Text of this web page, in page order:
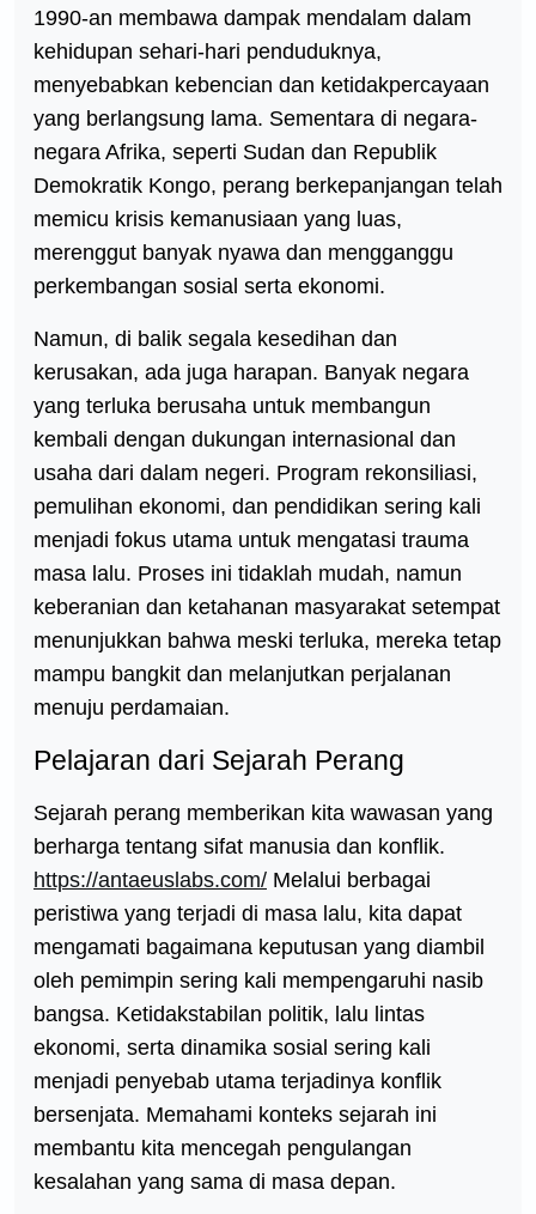
1990-an membawa dampak mendalam dalam
kehidupan sehari-hari penduduknya,
menyebabkan kebencian dan ketidakpercayaan
yang berlangsung lama. Sementara di negara-
negara Afrika, seperti Sudan dan Republik
Demokratik Kongo, perang berkepanjangan telah
memicu krisis kemanusiaan yang luas,
merenggut banyak nyawa dan mengganggu
perkembangan sosial serta ekonomi.
Namun, di balik segala kesedihan dan
kerusakan, ada juga harapan. Banyak negara
yang terluka berusaha untuk membangun
kembali dengan dukungan internasional dan
usaha dari dalam negeri. Program rekonsiliasi,
pemulihan ekonomi, dan pendidikan sering kali
menjadi fokus utama untuk mengatasi trauma
masa lalu. Proses ini tidaklah mudah, namun
keberanian dan ketahanan masyarakat setempat
menunjukkan bahwa meski terluka, mereka tetap
mampu bangkit dan melanjutkan perjalanan
menuju perdamaian.
Pelajaran dari Sejarah Perang
Sejarah perang memberikan kita wawasan yang
berharga tentang sifat manusia dan konflik.
https://antaeuslabs.com/ Melalui berbagai
peristiwa yang terjadi di masa lalu, kita dapat
mengamati bagaimana keputusan yang diambil
oleh pemimpin sering kali mempengaruhi nasib
bangsa. Ketidakstabilan politik, lalu lintas
ekonomi, serta dinamika sosial sering kali
menjadi penyebab utama terjadinya konflik
bersenjata. Memahami konteks sejarah ini
membantu kita mencegah pengulangan
kesalahan yang sama di masa depan.